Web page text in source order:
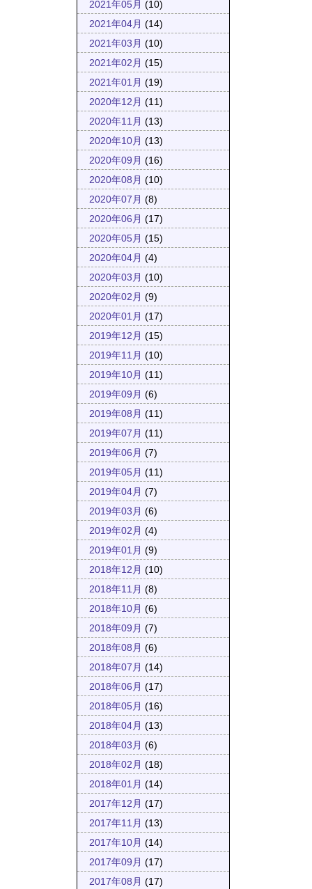
2021年05月 (10)
2021年04月 (14)
2021年03月 (10)
2021年02月 (15)
2021年01月 (19)
2020年12月 (11)
2020年11月 (13)
2020年10月 (13)
2020年09月 (16)
2020年08月 (10)
2020年07月 (8)
2020年06月 (17)
2020年05月 (15)
2020年04月 (4)
2020年03月 (10)
2020年02月 (9)
2020年01月 (17)
2019年12月 (15)
2019年11月 (10)
2019年10月 (11)
2019年09月 (6)
2019年08月 (11)
2019年07月 (11)
2019年06月 (7)
2019年05月 (11)
2019年04月 (7)
2019年03月 (6)
2019年02月 (4)
2019年01月 (9)
2018年12月 (10)
2018年11月 (8)
2018年10月 (6)
2018年09月 (7)
2018年08月 (6)
2018年07月 (14)
2018年06月 (17)
2018年05月 (16)
2018年04月 (13)
2018年03月 (6)
2018年02月 (18)
2018年01月 (14)
2017年12月 (17)
2017年11月 (13)
2017年10月 (14)
2017年09月 (17)
2017年08月 (17)